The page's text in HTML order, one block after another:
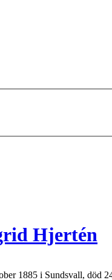
Hjertén
1885 i Sundsvall, död